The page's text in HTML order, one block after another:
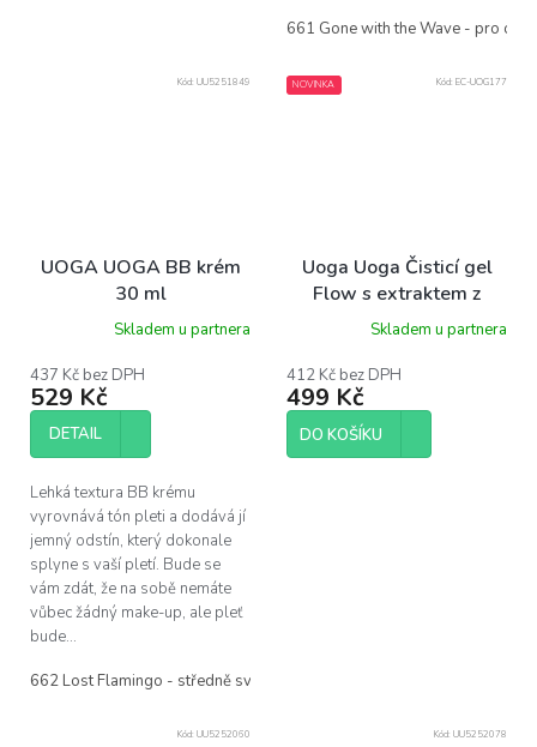
661 Gone with the Wave - pro
UOGA UOGA BB krém
30 ml
Skladem u partnera
437 Kč bez DPH
529 Kč
DETAIL
Lehká textura BB krému
vyrovnává tón pleti a dodává jí
jemný odstín, který dokonale
splyne s vaší pletí. Bude se
vám zdát, že na sobě nemáte
vůbec žádný make-up, ale pleť
bude...
662 Lost Flamingo - středně světlý odstín se studeným podtónem
Kód: UU5251849 NOVINKA
Uoga Uoga Čisticí gel
Flow s extraktem z
kdoule BIO - s kyselinou
hyaluronovou a beta-
glukany, 100 ml
Skladem u partnera
412 Kč bez DPH
499 Kč
DO KOŠÍKU
Kód: EC-UOG177
Kód: UU5252060 Kód: UU5252078